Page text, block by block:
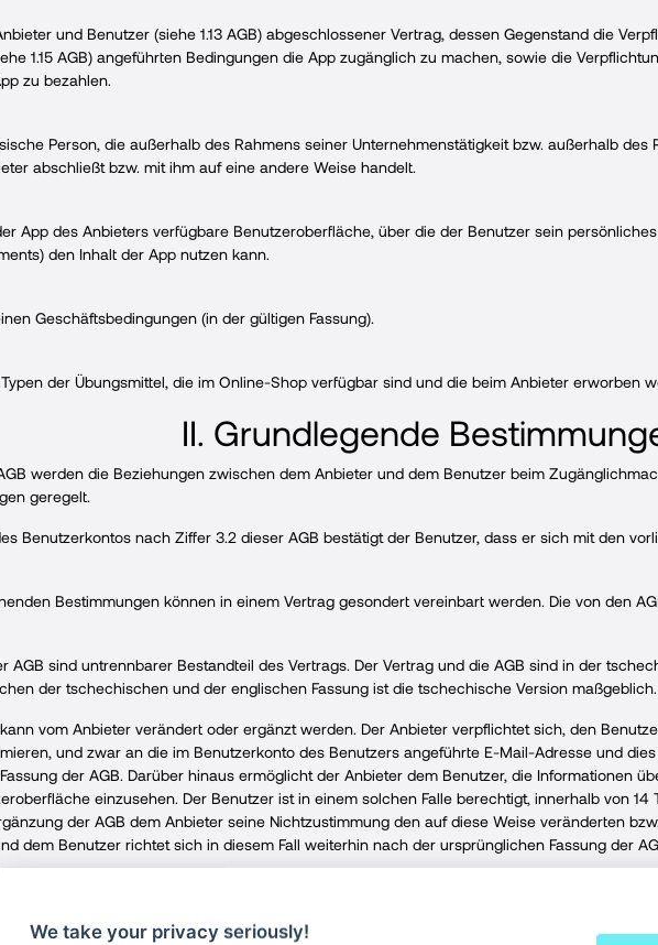
und Benutzer (siehe 1.13 AGB) abgeschlossener Vertrag, dessen Gegenstand die
1.15 AGB) angeführten Bedingungen die App zugänglich zu machen, sowie die
zu bezahlen.
Person, die außerhalb des Rahmens seiner Unternehmenstätigkeit bzw. außerhalb
abschließt bzw. mit ihm auf eine andere Weise handelt.
App des Anbieters verfügbare Benutzeroberfläche, über die der Benutzer sein
den Inhalt der App nutzen kann.
Geschäftsbedingungen (in der gültigen Fassung).
der Übungsmittel, die im Online-Shop verfügbar sind und die beim Anbieter erworben
II. Grundlegende
werden die Beziehungen zwischen dem Anbieter und dem Benutzer beim
geregelt.
Benutzerkontos nach Ziffer 3.2 dieser AGB bestätigt der Benutzer, dass er sich mit den
Bestimmungen können in einem Vertrag gesondert vereinbart werden. Die von den
AGB sind untrennbarer Bestandteil des Vertrags. Der Vertrag und die AGB sind in der
der tschechischen und der englischen Fassung ist die tschechische Version maßgeblich.
vom Anbieter verändert oder ergänzt werden. Der Anbieter verpflichtet sich, den
und zwar an die im Benutzerkonto des Benutzers angeführte E-Mail-Adresse und
der AGB. Darüber hinaus ermöglicht der Anbieter dem Benutzer, die Informationen
einzusehen. Der Benutzer ist in einem solchen Falle berechtigt, innerhalb von
der AGB dem Anbieter seine Nichtzustimmung den auf diese Weise veränderten
dem Benutzer richtet sich in diesem Fall weiterhin nach der ursprünglichen Fassung der
des Benutzers nach Ziffer 2.5 dieser AGB in der festgesetzten Frist nicht
der veränderten bzw. ergänzten Fassung der AGB nach den auf diese Weise
der Wirkungszeit der vorangehenden Fassung der AGB entstandenen Rechte und
We take your privacy seriously!